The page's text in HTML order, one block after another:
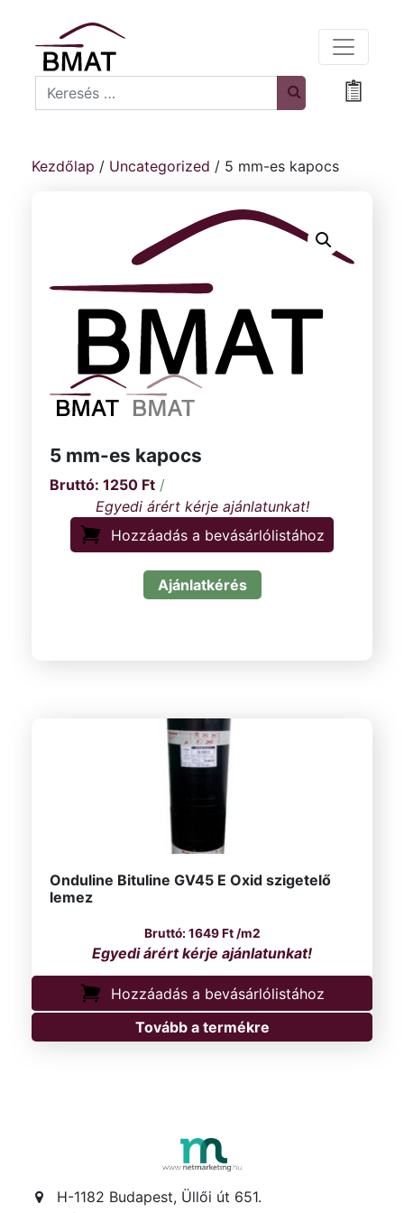
Search
Kezdőlap / Uncategorized / 5 mm-es kapocs
5 mm-es kapocs
1250 Ft /
Hozzáadás a bevásárlólistához
Ajánlatkérés
Onduline Bituline GV45 E Oxid szigetelő
lemez
1649Ft/m2
Hozzáadás a bevásárlólistához
Tovább a termékre
H-1182 Budapest, Üllői út 651.